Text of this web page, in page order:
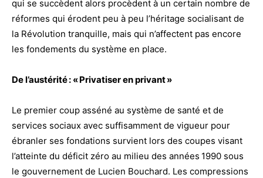
qui se succèdent alors procèdent à un certain nombre de
réformes qui érodent peu à peu l’héritage socialisant de
la Révolution tranquille, mais qui n’affectent pas encore
les fondements du système en place.
De l’austérité : « Privatiser en privant »
Le premier coup asséné au système de santé et de
services sociaux avec suffisamment de vigueur pour
ébranler ses fondations survient lors des coupes visant
l’atteinte du déficit zéro au milieu des années 1990 sous
le gouvernement de Lucien Bouchard. Les compressions